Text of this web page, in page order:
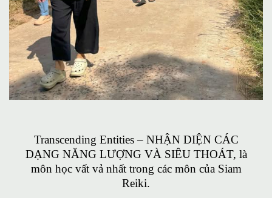
Transcending Entities – NHẬN DIỆN CÁC
DẠNG NĂNG LƯỢNG VÀ SIÊU THOÁT, là
môn học vất vả nhất trong các môn của Siam
Reiki.